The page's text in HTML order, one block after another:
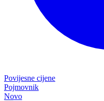
Povijesne cijene
Pojmovnik
Novo